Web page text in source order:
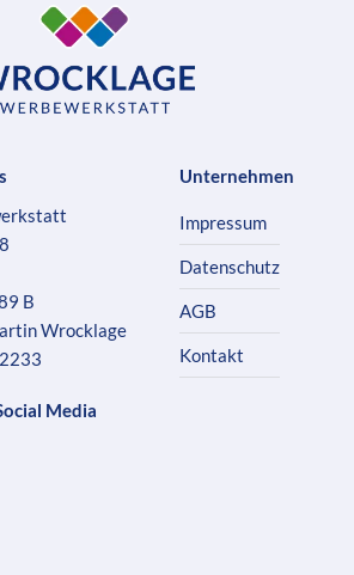
B
Wrocklage
Media
Unternehmen
Impressum
Datenschutz
AGB
Kontakt